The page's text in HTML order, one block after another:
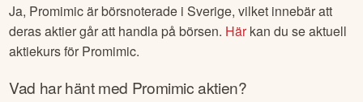
Ja, Promimicär börsnoterade i Sverige, vilket innebär att
deras aktier går att handla på börsen. Härkan du se aktuell
aktiekurs för Promimic.
Vad har hänt med Promimicaktien?